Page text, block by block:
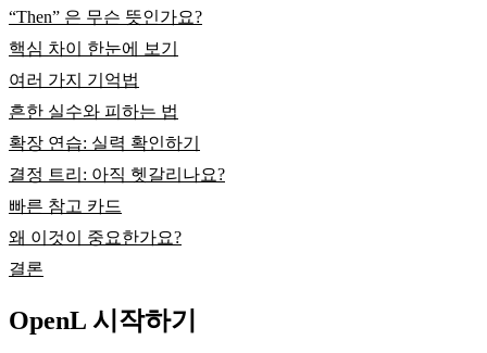
“Then” 은 무슨 뜻인가요?
핵심 차이 한눈에 보기
여러 가지 기억법
흔한 실수와 피하는 법
확장 연습: 실력 확인하기
결정 트리: 아직 헷갈리나요?
빠른 참고 카드
왜 이것이 중요한가요?
결론
OpenL 시작하기